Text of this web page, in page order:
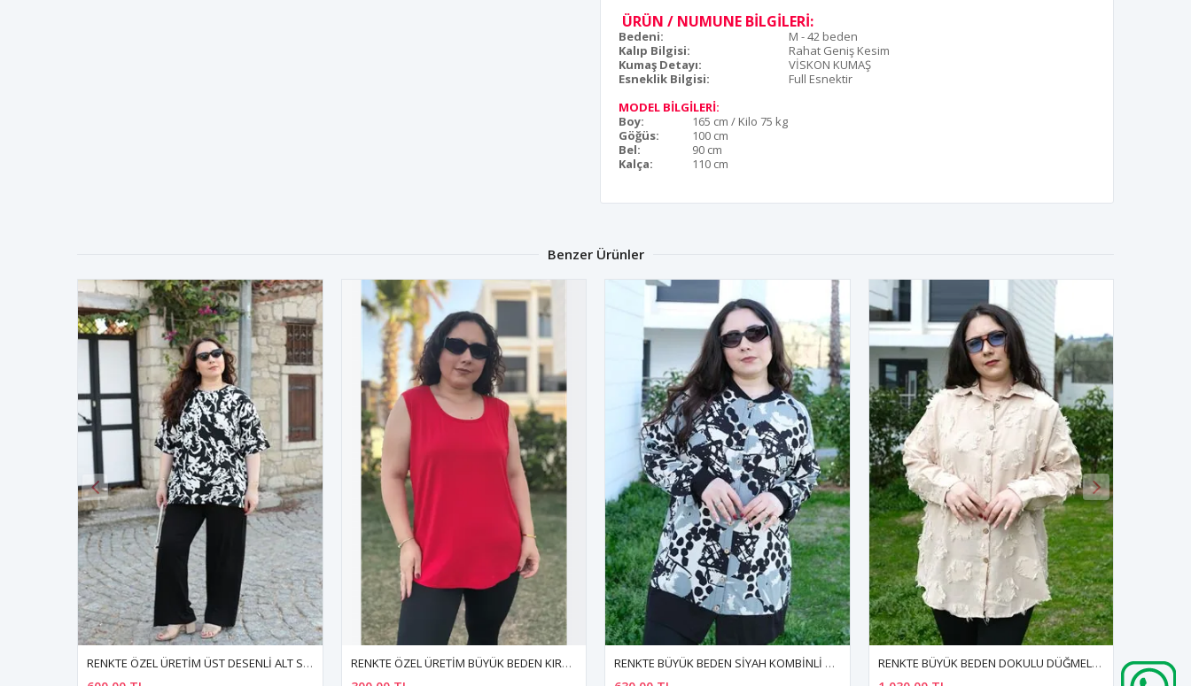
ÜRÜN / NUMUNE BİLGİLERİ:
Bedeni:
M - 42 beden
Kalıp Bilgisi:
Rahat Geniş Kesim
Kumaş Detayı:
VİSKON KUMAŞ
Esneklik Bilgisi:
Full Esnektir
MODEL BİLGİLERİ:
Boy:
165 cm / Kilo 75 kg
Göğüs:
100 cm
Bel:
90 cm
Kalça:
110 cm
Benzer Ürünler
RENKTE ÖZEL ÜRETİM BÜYÜK BEDEN KIRMIZI KALIN ASKILI ATLET RENKTE BÜYÜK BEDEN SİYAH KOMBİNLİ DESENLİ TUNİK RENKTE BÜYÜK BEDEN DOKULU DÜĞMELİ KREM GÖMLEK RENKTE ÖZEL ÜRETİM BÜYÜK BEDEN PUDRA BASİC T-SHİRT